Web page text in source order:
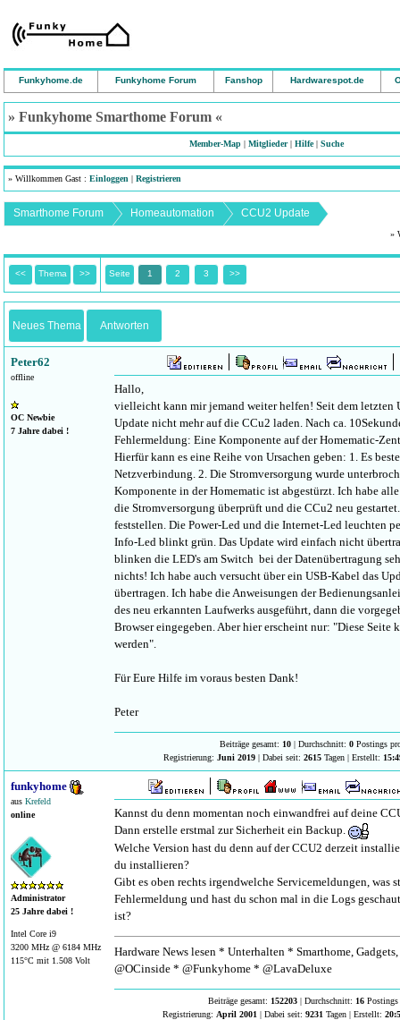
Funkyhome.de Funkyhome Forum Fanshop Hardwarespot.de
» Funkyhome Smarthome Forum «
Member-Map | Mitglieder| Hilfe| Suche
» Willkommen Gast : Einloggen | Registrieren
Smarthome Forum Homeautomation CCU2 Update
»
<< Thema >> Seite 1 2 3 >>
Neues Thema Antworten
Peter62
offline
OC Newbie
7 Jahre dabei !
Hallo,
vielleicht kann mir jemand weiter helfen! Seit dem letzten
Update nicht mehr auf die CCu2 laden. Nach ca.
Fehlermeldung: Eine Komponente auf der Homematic-
Hierfür kann es eine Reihe von Ursachen geben: 1. Es
Netzverbindung. 2. Die Stromversorgung wurde
Komponente in der Homematic ist abgestürzt. Ich habe
die Stromversorgung überprüft und die CCu2 neu
feststellen. Die Power-Led und die Internet-Led leuchten
Info-Led blinkt grün. Das Update wird einfach nicht
blinken die LED's am Switch bei der Datenübertragung
nichts! Ich habe auch versucht über ein USB-Kabel das
übertragen. Ich habe die Anweisungen der
des neu erkannten Laufwerks ausgeführt, dann die
Browser eingegeben. Aber hier erscheint nur: "Diese Seite
werden".
Für Eure Hilfe im voraus besten Dank!
Peter
Beiträge gesamt: 10| Durchschnitt: 0Postings
Registrierung: Juni 2019 | Dabei seit: 2615 Tagen | Erstellt:
funkyhome
aus Krefeld
online
Administrator
25 Jahre dabei !
Intel Core i9
3200 MHz @ 6184 MHz
115°C mit 1.508 Volt
Kannst du denn momentan noch einwandfrei auf deine
Dann erstelle erstmal zur Sicherheit ein Backup.
Welche Version hast du denn auf der CCU2 derzeit
du installieren?
Gibt es oben rechts irgendwelche Servicemeldungen, was
Fehlermeldung und hast du schon mal in die Logs
ist?
Hardware News lesen * Unterhalten * Smarthome,
@OCinside * @Funkyhome * @LavaDeluxe
Beiträge gesamt: 152203 | Durchschnitt: 16 Postings
Registrierung: April 2001 | Dabei seit: 9231 Tagen | Erstellt: